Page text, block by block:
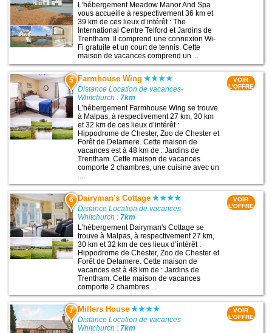
L’hébergement Meadow Manor And Spa
vous accueille à respectivement 36 km et
39 km de ces lieux d’intérêt : The
International Centre Telford et Jardins de
Trentham. Il comprend une connexion Wi-
Fi gratuite et un court de tennis. Cette
maison de vacances comprend un ...
5 Farmhouse Wing
Distance Location de vacances-
Whitchurch : 7km
L’hébergement Farmhouse Wing se trouve
à Malpas, à respectivement 27 km, 30 km
et 32 km de ces lieux d’intérêt :
Hippodrome de Chester, Zoo de Chester et
Forêt de Delamere. Cette maison de
vacances est à 48 km de : Jardins de
Trentham. Cette maison de vacances
comporte 2 chambres, une cuisine avec un
VOIR
L'OFFRE
6 Dairyman's Cottage
Distance Location de vacances-
Whitchurch : 7km
L’hébergement Dairyman's Cottage se
trouve à Malpas, à respectivement 27 km,
30 km et 32 km de ces lieux d’intérêt :
Hippodrome de Chester, Zoo de Chester et
Forêt de Delamere. Cette maison de
vacances est à 48 km de : Jardins de
Trentham. Cette maison de vacances
comporte 2 chambres ...
VOIR
L'OFFRE
7 Millers House
Distance Location de vacances-
Whitchurch : 7km
VOIR
L'OFFRE